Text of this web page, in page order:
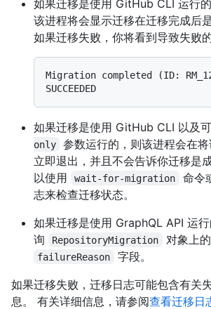
如果迁移是使用 GitHub CLI 运行
该进程将会显示迁移在迁移完成后
如果迁移失败，你将看到导致失败的
Migration completed (ID:
如果迁移是使用 GitHub CLI 以及
only
参数运行的，则该进程会在
立即退出，并且不会告诉你迁移是
以使用
wait-for-migration
命令
志来检查迁移状态。
如果迁移是使用 GraphQL API 运
询
RepositoryMigration 对象上的
failureReason
字段。
如果迁移失败，迁移日志可能包含有关
息。 有关详细信息，请参阅查看迁移日